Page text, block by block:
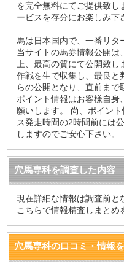
を完全無料にてご提供致
ービスを存分にお楽しみ下
馬は日本国内で、一番リタ
当サイトの馬券情報公開は
上、最高の質にて公開致
作戦を生で収集し、最良と
らの公開となり、直前まで
ポイント情報はお客様自身
願いします。 尚、ポイン
ス発走時間の2時間前には
しますのでご安心下さい。
穴馬専科を調査した内容
現在詳細な情報は調査前と
こちらで情報精査しまとめ
穴馬専科の口コミ・情報